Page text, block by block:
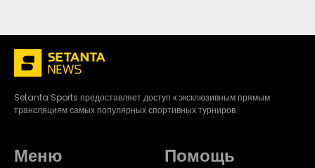
Setanta Sports предоставляет доступ к эксклюзивным прямым
трансляциям самых популярных спортивных турниров.
Меню Помощь